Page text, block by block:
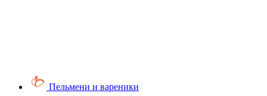
Пельмени и вареники